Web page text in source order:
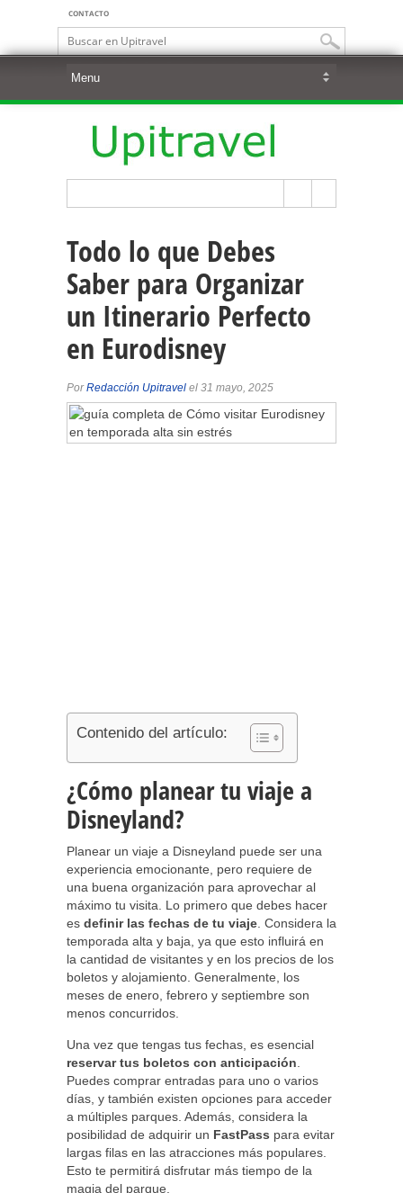
CONTACTO
Todo lo que Debes
Saber para Organizar
un Itinerario Perfecto
en Eurodisney
PorRedacción Upitravel el 31 mayo, 2025
Contenido del artículo:
¿Cómo planear tu viaje a
Disneyland?
Planear un viaje a Disneyland puede ser una
experiencia emocionante, pero requiere de
una buena organización para aprovechar al
máximo tu visita. Lo primero que debes hacer
es definir las fechas de tu viaje . Considera la
temporada alta y baja, ya que esto influirá en
la cantidad de visitantes y en los precios de los
boletos y alojamiento. Generalmente, los
meses de enero, febrero y septiembre son
menos concurridos.
Una vez que tengas tus fechas, es esencial
reservar tus boletos con anticipación
Puedes comprar entradas para uno o varios
días, y también existen opciones para acceder
a múltiples parques. Además, considera la
posibilidad de adquirir un FastPass para evitar
largas filas en las atracciones más populares.
Esto te permitirá disfrutar más tiempo de la
magia del parque.